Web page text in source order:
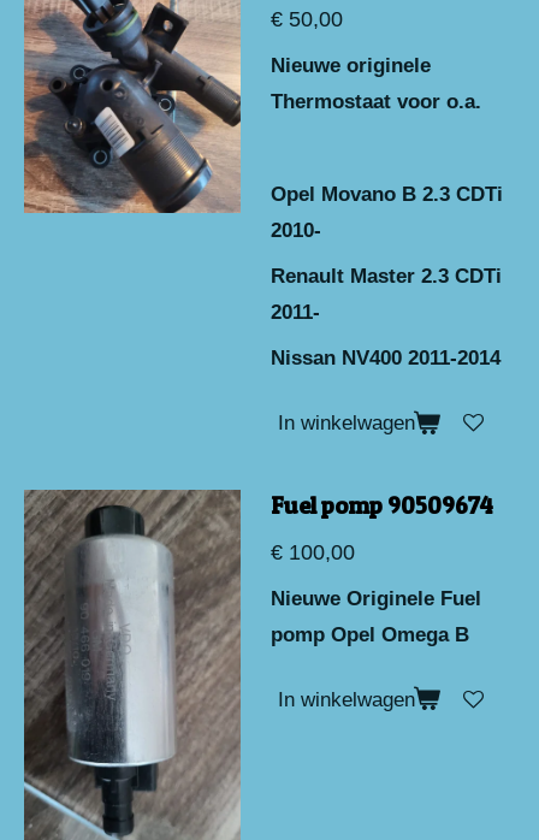
€ 50,00
Nieuwe originele
Thermostaat voor o.a.
Opel Movano B 2.3 CDTi
2010-
Renault Master 2.3 CDTi
2011-
Nissan NV400 2011-2014
In winkelwagen
Fuel pomp 90509674
€ 100,00
Nieuwe Originele Fuel
pomp Opel Omega B
In winkelwagen